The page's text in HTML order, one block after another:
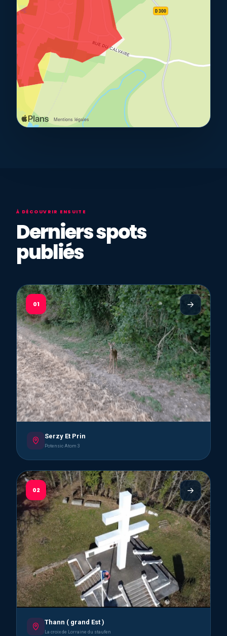
À DÉCOUVRIR ENSUITE
Derniers spots
publiés
01
Serzy Et Prin
Potensic Atom 3
02
Thann ( grand Est )
La croix de Lorraine du staufen